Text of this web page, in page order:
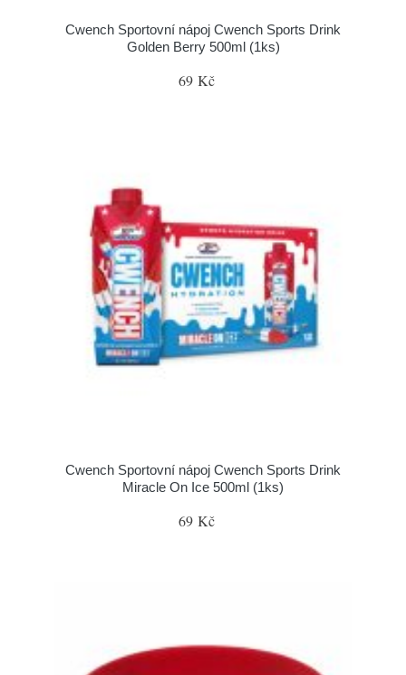
Cwench Sportovní nápoj Cwench Sports Drink
Golden Berry 500ml (1ks)
69 Kč
Cwench Sportovní nápoj Cwench Sports Drink
Miracle On Ice 500ml (1ks)
69 Kč